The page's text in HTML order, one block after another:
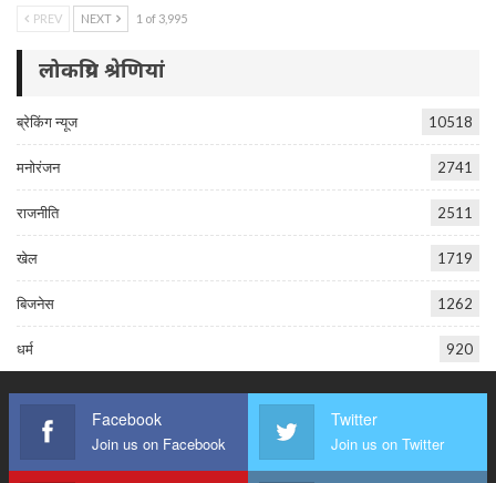
PREV NEXT 1 of 3,995
लोकप्रिय श्रेणियां
ब्रेकिंग न्यूज 10518
मनोरंजन 2741
राजनीति 2511
खेल 1719
बिजनेस 1262
धर्म 920
Facebook
Join us on Facebook
Twitter
Join us on Twitter